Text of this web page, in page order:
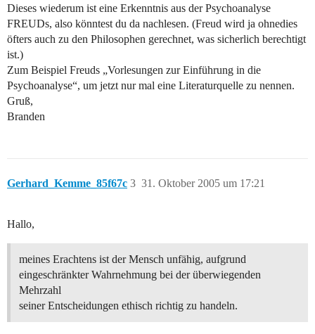
Dieses wiederum ist eine Erkenntnis aus der Psychoanalyse
FREUDs, also könntest du da nachlesen. (Freud wird ja ohnedies
öfters auch zu den Philosophen gerechnet, was sicherlich berechtigt
ist.)
Zum Beispiel Freuds „Vorlesungen zur Einführung in die
Psychoanalyse“, um jetzt nur mal eine Literaturquelle zu nennen.
Gruß,
Branden
Gerhard_Kemme_85f67c 31. Oktober 2005 um 17:21
3
Hallo,
meines Erachtens ist der Mensch unfähig, aufgrund
eingeschränkter Wahrnehmung bei der überwiegenden
Mehrzahl
seiner Entscheidungen ethisch richtig zu handeln.